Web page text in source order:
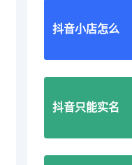
抖音小店怎么
音小店怎么投
抖音只能实名